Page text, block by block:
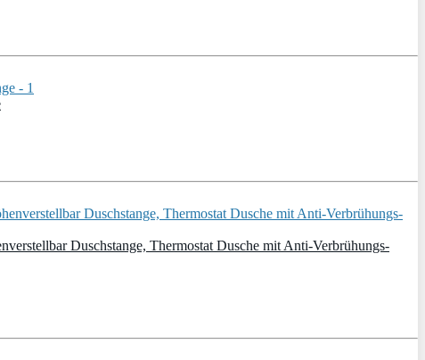
Duschstange, Thermostat Dusche mit Anti-Verbrühungs-